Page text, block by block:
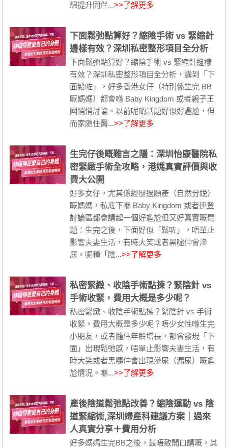
想提升同伴...>>了解更多
下面鬆弛點算好？縮陰手術 vs 緊縮針
邊樣有效？深圳私密整形項目全分析
下面鬆弛點算好？縮陰手術 vs 緊縮針邊樣
有效？深圳私密整形項目全分析，講到「下
面鬆咗」，好多香港女仔（特別係生完 BB
嘅媽媽）都會喺 Baby Kingdom 或者親子王
國悄悄討論。以前呢啲話題好似好尷尬，但
而家隨住醫...>>了解更多
生完仔後嘅難言之隱：深圳怡康醫院私
密緊緻手術全攻略，港媽真實評價與收
費大公開
好多女仔，尤其係經歷過順產（自然分娩）
嘅媽媽，私底下喺 Baby Kingdom 或者連登
討論區都會講起一個好尷尬但又好真實嘅問
題：生完之後，下面好似「鬆咗」，唔單止
影響夫妻生活，有時大笑或者黑嚏仲會滲
尿。呢種「陰...>>了解更多
私密緊緻、收陰手術點揀？緊陰針 vs
手術收緊，費用大概是多少呢？
私密緊緻、收陰手術點揀？緊陰針 vs 手術
收緊，費用大概是多少呢？唔少女性喺生完
小朋友，或者隨住年齡增長，都會發現「下
面」出現鬆弛感，唔單止影響夫妻生活，有
時大笑或者黑嚏仲會出現滲尿（漏尿）嘅尷
尬情況。喺...>>了解更多
產後陰道鬆弛點改善？縮陰運動 vs 陰
道緊縮術,深圳婦產科建議方案｜過來
人真實分享＋費用分析
好多媽媽生完BB之後，最唔敢開口講嘅，其